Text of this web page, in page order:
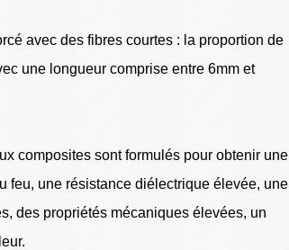
avec des fibres courtes : la proportion de
une longueur comprise entre 6mm et
composites sont formulés pour obtenir une
feu, une résistance diélectrique élevée, une
des propriétés mécaniques élevées, un